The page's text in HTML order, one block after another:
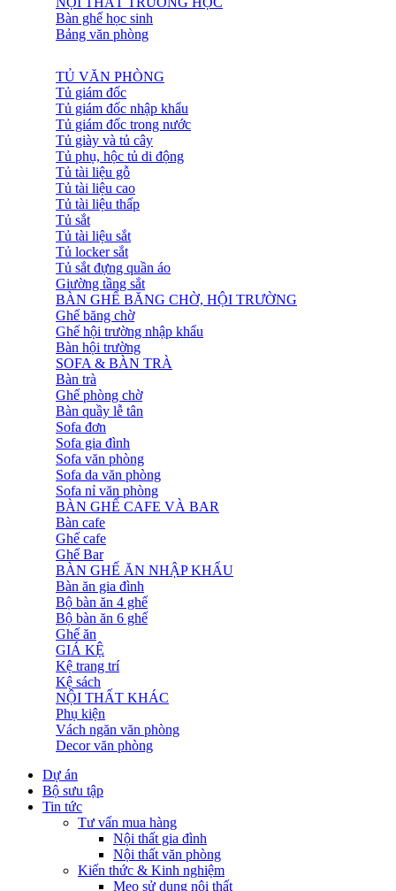
Bàn ghế học sinh
Bảng văn phòng
TỦ VĂN PHÒNG
Tủ giám đốc
Tủ giám đốc nhập khẩu
Tủ giám đốc trong nước
Tủ giày và tủ cây
Tủ phụ, hộc tủ di động
Tủ tài liệu gỗ
Tủ tài liệu cao
Tủ tài liệu thấp
Tủ sắt
Tủ tài liệu sắt
Tủ locker sắt
Tủ sắt đựng quần áo
Giường tầng sắt
BÀN GHẾ BĂNG CHỜ, HỘI TRƯỜNG
Ghế băng chờ
Ghế hội trường nhập khẩu
Bàn hội trường
SOFA & BÀN TRÀ
Bàn trà
Ghế phòng chờ
Bàn quầy lễ tân
Sofa đơn
Sofa gia đình
Sofa văn phòng
Sofa da văn phòng
Sofa nỉ văn phòng
BÀN GHẾ CAFE VÀ BAR
Bàn cafe
Ghế cafe
Ghế Bar
BÀN GHẾ ĂN NHẬP KHẨU
Bàn ăn gia đình
Bộ bàn ăn 4 ghế
Bộ bàn ăn 6 ghế
Ghế ăn
GIÁ KỆ
Kệ trang trí
Kệ sách
NỘI THẤT KHÁC
Phụ kiện
Vách ngăn văn phòng
Decor văn phòng
Dự án
Bộ sưu tập
Tin tức
Tư vấn mua hàng
Nội thất gia đình
Nội thất văn phòng
Kiến thức & Kinh nghiệm
Mẹo sử dụng nội thất